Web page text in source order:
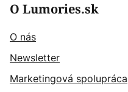
O Lumories.sk
O nás
Newsletter
Marketingová spolupráca